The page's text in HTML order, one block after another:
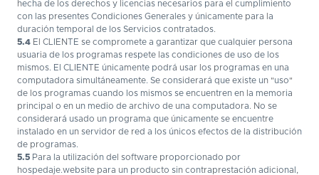
hecha de los derechos y licencias necesarios para el cumplimiento
con las presentes Condiciones Generales y únicamente para la
duración temporal de los Servicios contratados.
5.4 El CLIENTE se compromete a garantizar que cualquier persona
usuaria de los programas respete las condiciones de uso de los
mismos. El CLIENTE únicamente podrá usar los programas en una
computadora simultáneamente. Se considerará que existe un "uso"
de los programas cuando los mismos se encuentren en la memoria
principal o en un medio de archivo de una computadora. No se
considerará usado un programa que únicamente se encuentre
instalado en un servidor de red a los únicos efectos de la distribución
de programas.
5.5 Para la utilización del software proporcionado por
hospedaje.website para un producto sin contraprestación adicional,